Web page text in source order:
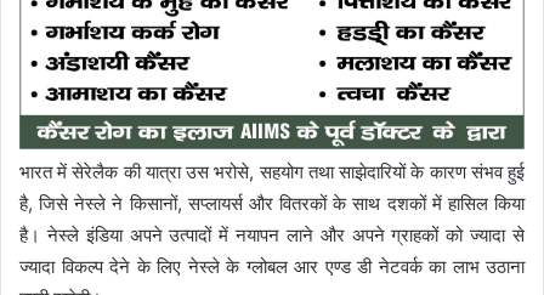
भारत में सेरेलैक की यात्रा उस भरोसे, सहयोग तथा साझेदारियों के कारण संभव हुई
है, जिसे नेस्‍ले ने किसानों, सप्‍लायर्स और वितरकों के साथ दशकों में हासिल किया
है। नेस्‍ले इंडिया अपने उत्‍पादों में नयापन लाने और अपने ग्राहकों को ज्‍यादा से
ज्‍यादा विकल्‍प देने के लिए नेस्‍ले के ग्‍लोबल आर एण्‍ड डी नेटवर्क का लाभ उठाना